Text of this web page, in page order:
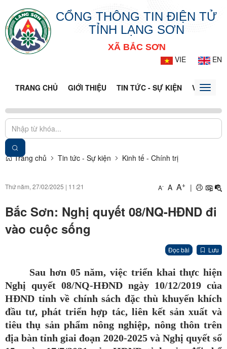
CỔNG THÔNG TIN ĐIỆN TỬ
TỈNH LẠNG SƠN
XÃ BẮC SƠN
VIE
EN
TRANG CHỦ GIỚI THIỆU TIN TỨC - SỰ KIỆN VĂN BẢN
Toggle
Trang chủ Tin tức - Sự kiện Kinh tế - Chính trị
Thứ năm, 27/02/2025 | 11:21 A- A A+ |
Bắc Sơn: Nghị quyết 08/NQ-HĐND đi
vào cuộc sống
Đọc bài Lưu
Sau hơn 05 năm, việc triển khai thực hiện
Nghị quyết 08/NQ-HĐND ngày 10/12/2019 của
HĐND tỉnh về chính sách đặc thù khuyến khích
đầu tư, phát triển hợp tác, liên kết sản xuất và
tiêu thụ sản phẩm nông nghiệp, nông thôn trên
địa bàn tỉnh giai đoạn 2020-2025 và Nghị quyết số